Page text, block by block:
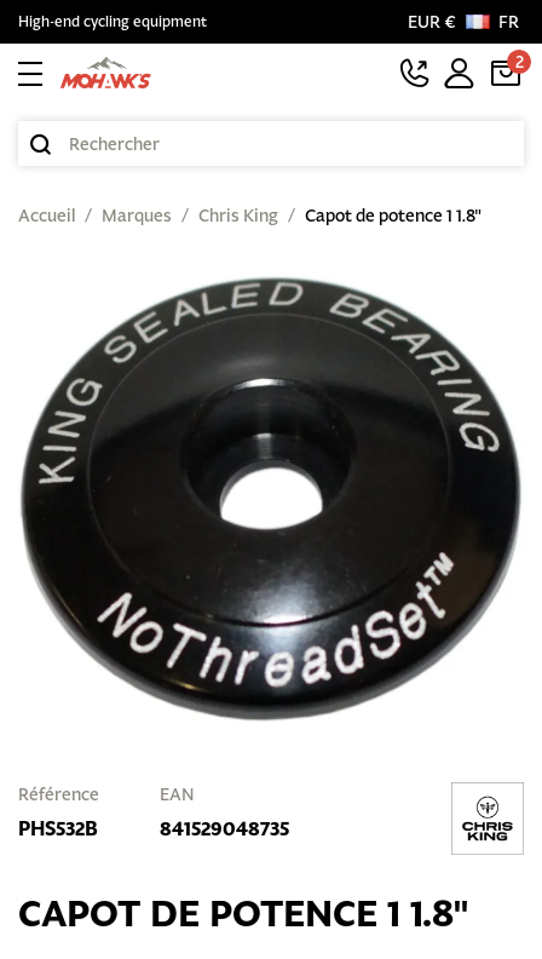
High-end cycling equipment EUR €
FR
2
Accueil Marques Chris King Capot de potence 1 1.8"
Référence
PHS532B
EAN
841529048735
CAPOT DE POTENCE 1 1.8"